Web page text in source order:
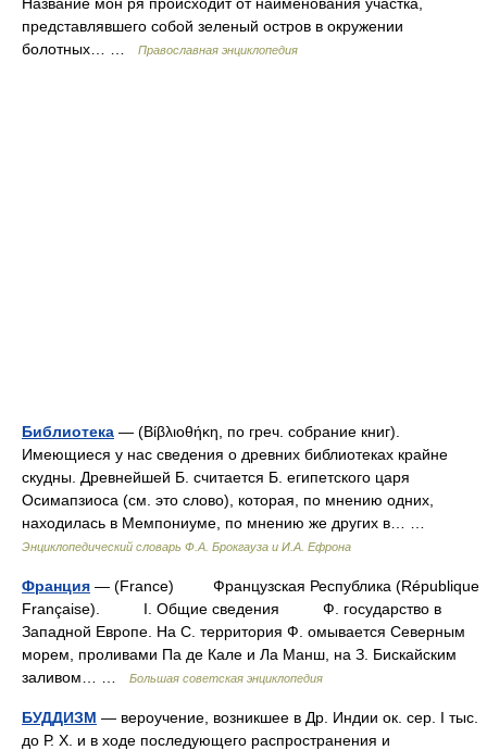
представлявшего собой зеленый остров в окружении
болотных… …
Православная энциклопедия
Библиотека — (Βίβλιοθήκη, по греч. собрание книг).
Имеющиеся у нас сведения о древних библиотеках крайне
скудны. Древнейшей Б. считается Б. египетского царя
Осимапзиоса (см. это слово), которая, по мнению одних,
находилась в Мемпониуме, по мнению же других в… …
Энциклопедический словарь Ф.А. Брокгауза и И.А. Ефрона
Франция — (France) Французская Республика (République
Française). I. Общие сведения Ф. государство в
Западной Европе. На С. территория Ф. омывается Северным
морем, проливами Па де Кале и Ла Манш, на З. Бискайским
заливом… …
Большая советская энциклопедия
БУДДИЗМ — вероучение, возникшее в Др. Индии ок. сер. I тыс.
до Р. Х. и в ходе последующего распространения и